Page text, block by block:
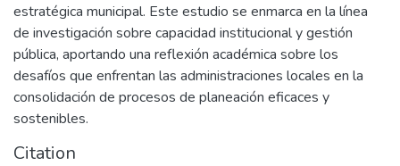
estratégica municipal. Este estudio se enmarca en la línea
de investigación sobre capacidad institucional y gestión
pública, aportando una reflexión académica sobre los
desafíos que enfrentan las administraciones locales en la
consolidación de procesos de planeación eficaces y
sostenibles.
Citation